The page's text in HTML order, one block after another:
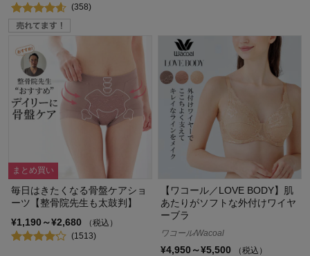
(358)
まとめ買い
毎日はきたくなる骨盤ケアショ
ーツ【整骨院先生も太鼓判】
¥1,190～¥2,680
（税込）
(1513)
【ワコール／LOVE BODY】肌
あたりがソフトな外付けワイヤ
ーブラ
ワコール/Wacoal
¥4,950～¥5,500
（税込）